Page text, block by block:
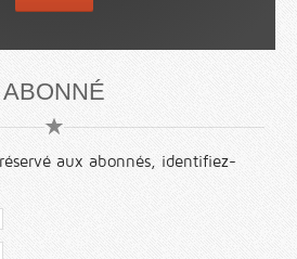
ABONNÉ
aux abonnés, identifiez-